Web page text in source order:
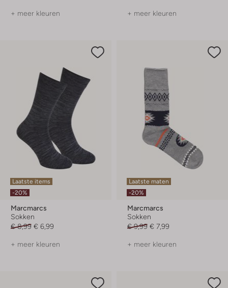
+ meer kleuren + meer kleuren
Laatste items
-20%
Marcmarcs
Sokken
€ 8,99 € 6,99
+ meer kleuren
Laatste maten
-20%
Marcmarcs
Sokken
€ 9,99 € 7,99
+ meer kleuren